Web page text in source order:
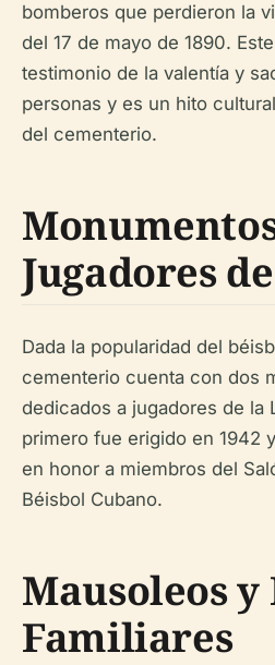
bomberos que perdieron la
del 17 de mayo de 1890.
testimonio de la valentía y
personas y es un hito
del cementerio.
Jugadores
Dada la popularidad del
cementerio cuenta con dos
dedicados a jugadores de la
primero fue erigido en 1942
en honor a miembros del
Béisbol Cubano.
Mausoleos y
Familiares